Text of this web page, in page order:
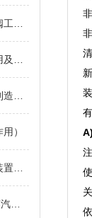
）
）
）
）
？）
）